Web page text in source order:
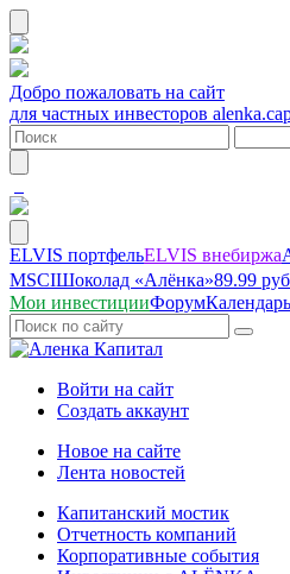
Добро пожаловать на сайт
для частных инвесторов
ELVIS портфельELVIS внебиржа
MSCIШоколад «Алёнка»89.99
Мои инвестицииФорум
Войти на сайт
Создать аккаунт
Новое на сайте
Лента новостей
Капитанский мостик
Отчетность компаний
Корпоративные события